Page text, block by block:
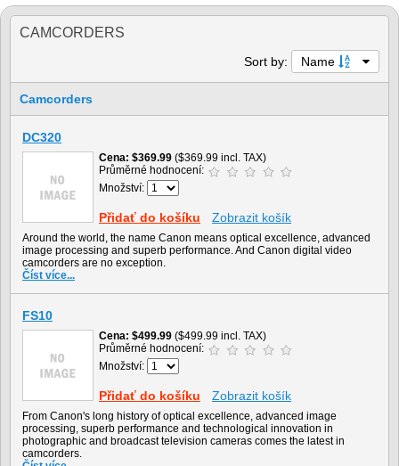
CAMCORDERS
Sort by: Name
Camcorders
DC320
Cena $369.99 ($369.99 incl. TAX)
Průměrné hodnocení:
Množství:
Přidať do košíku Zobrazit košík
Around the world, the name Canon means optical excellence, advanced
image processing and superb performance. And Canon digital video
camcorders are no exception.
Číst více...
FS10
Cena $499.99 ($499.99 incl. TAX)
Průměrné hodnocení:
Množství:
Přidať do košíku Zobrazit košík
From Canon's long history of optical excellence, advanced image
processing, superb performance and technological innovation in
photographic and broadcast television cameras comes the latest in
camcorders.